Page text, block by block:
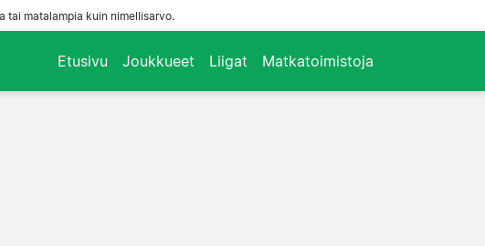
tai matalampia kuin nimellisarvo.
Etusivu Joukkueet Liigat Matkatoimistoja